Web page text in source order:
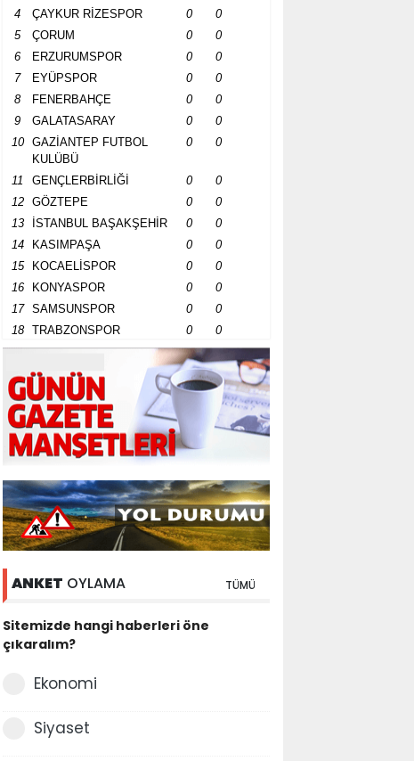
4 ÇAYKUR RİZESPOR 0
0
5
ÇORUM 0
0
6
ERZURUMSPOR 0
0
7
EYÜPSPOR 0
0
8
FENERBAHÇE 0
0
9
GALATASARAY 0
0
10
GAZİANTEP FUTBOL
KULÜBÜ
0 0
11 GENÇLERBİRLİĞİ 0
0
12
GÖZTEPE 0
0
13
İSTANBUL BAŞAKŞEHİR 0
0
14
KASIMPAŞA 0
0
15
KOCAELİSPOR 0
0
16
KONYASPOR 0
0
17
SAMSUNSPOR 0
0
18
TRABZONSPOR 0 0
ANKET OYLAMA TÜMÜ
Sitemizde hangi haberleri öne
çıkaralım?
Ekonomi
Siyaset